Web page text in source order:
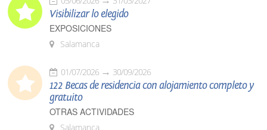
Visibilizar lo elegido
EXPOSICIONES
Salamanca
01/07/2026 30/09/2026
122 Becas de residencia con alojamiento completo y
gratuito
OTRAS ACTIVIDADES
Salamanca